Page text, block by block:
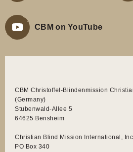
CBM on YouTube
CBM Christoffel-Blindenmission
(Germany)
Stubenwald-Allee 5
64625 Bensheim
Christian Blind Mission International,
PO Box 340